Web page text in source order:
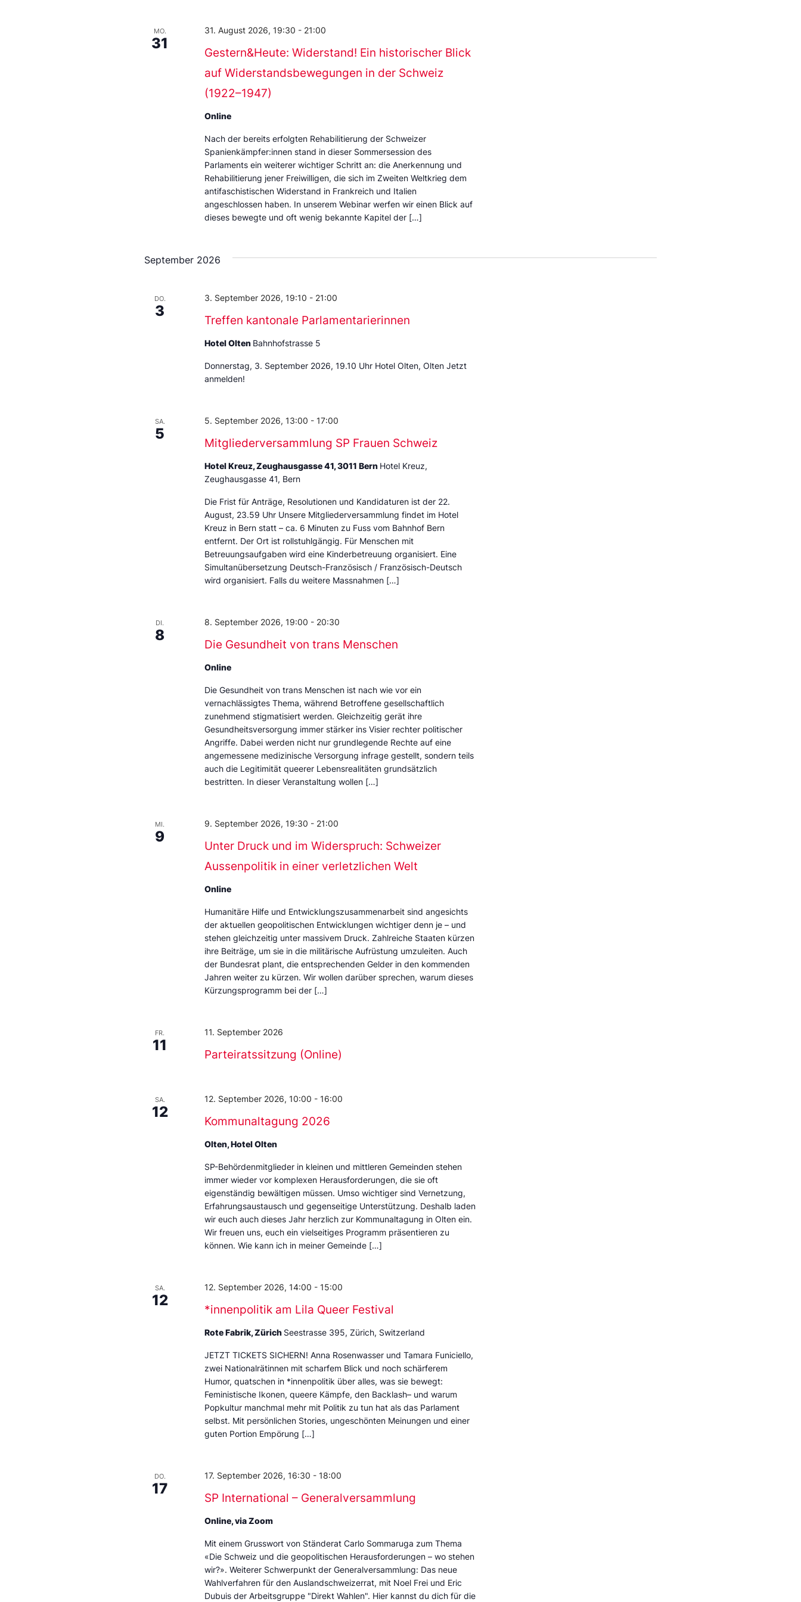
MO.
31
Gestern&Heute: Widerstand! Ein historischer Blick
auf Widerstandsbewegungen in der Schweiz
(1922–1947)
31. August 2026, 19:30 - 21:00
Online
Nach der bereits erfolgten Rehabilitierung der Schweizer
Spanienkämpfer:innen stand in dieser Sommersession des
Parlaments ein weiterer wichtiger Schritt an: die Anerkennung und
Rehabilitierung jener Freiwilligen, die sich im Zweiten Weltkrieg dem
antifaschistischen Widerstand in Frankreich und Italien
angeschlossen haben. In unserem Webinar werfen wir einen Blick auf
dieses bewegte und oft wenig bekannte Kapitel der […]
September 2026
DO.
3
Treffen kantonale Parlamentarierinnen
3. September 2026, 19:10 - 21:00
Hotel Olten Bahnhofstrasse 5
Donnerstag, 3. September 2026, 19.10 Uhr Hotel Olten, Olten Jetzt
anmelden!
SA.
5
Mitgliederversammlung SP Frauen Schweiz
5. September 2026, 13:00 - 17:00
Hotel Kreuz, Zeughausgasse 41, 3011 Bern Hotel Kreuz,
Zeughausgasse 41, Bern
Die Frist für Anträge, Resolutionen und Kandidaturen ist der 22.
August, 23.59 Uhr Unsere Mitgliederversammlung findet im Hotel
Kreuz in Bern statt – ca. 6 Minuten zu Fuss vom Bahnhof Bern
entfernt. Der Ort ist rollstuhlgängig. Für Menschen mit
Betreuungsaufgaben wird eine Kinderbetreuung organisiert. Eine
Simultanübersetzung Deutsch-Französisch / Französisch-Deutsch
wird organisiert. Falls du weitere Massnahmen […]
DI.
8
Die Gesundheit von trans Menschen
8. September 2026, 19:00 - 20:30
Online
Die Gesundheit von trans Menschen ist nach wie vor ein
vernachlässigtes Thema, während Betroffene gesellschaftlich
zunehmend stigmatisiert werden. Gleichzeitig gerät ihre
Gesundheitsversorgung immer stärker ins Visier rechter politischer
Angriffe. Dabei werden nicht nur grundlegende Rechte auf eine
angemessene medizinische Versorgung infrage gestellt, sondern teils
auch die Legitimität queerer Lebensrealitäten grundsätzlich
bestritten. In dieser Veranstaltung wollen […]
MI.
9
Unter Druck und im Widerspruch: Schweizer
Aussenpolitik in einer verletzlichen Welt
9. September 2026, 19:30 - 21:00
Online
Humanitäre Hilfe und Entwicklungszusammenarbeit sind angesichts
der aktuellen geopolitischen Entwicklungen wichtiger denn je – und
stehen gleichzeitig unter massivem Druck. Zahlreiche Staaten kürzen
ihre Beiträge, um sie in die militärische Aufrüstung umzuleiten. Auch
der Bundesrat plant, die entsprechenden Gelder in den kommenden
Jahren weiter zu kürzen. Wir wollen darüber sprechen, warum dieses
Kürzungsprogramm bei der […]
FR.
11
Parteiratssitzung (Online)
11. September 2026
SA.
12
Kommunaltagung 2026
12. September 2026, 10:00 - 16:00
Olten, Hotel Olten
SP-Behördenmitglieder in kleinen und mittleren Gemeinden stehen
immer wieder vor komplexen Herausforderungen, die sie oft
eigenständig bewältigen müssen. Umso wichtiger sind Vernetzung,
Erfahrungsaustausch und gegenseitige Unterstützung. Deshalb laden
wir euch auch dieses Jahr herzlich zur Kommunaltagung in Olten ein.
Wir freuen uns, euch ein vielseitiges Programm präsentieren zu
können. Wie kann ich in meiner Gemeinde […]
SA.
12
*innenpolitik am Lila Queer Festival
12. September 2026, 14:00 - 15:00
Rote Fabrik, Zürich Seestrasse 395, Zürich, Switzerland
JETZT TICKETS SICHERN! Anna Rosenwasser und Tamara Funiciello,
zwei Nationalrätinnen mit scharfem Blick und noch schärferem
Humor, quatschen in *innenpolitik über alles, was sie bewegt:
Feministische Ikonen, queere Kämpfe, den Backlash– und warum
Popkultur manchmal mehr mit Politik zu tun hat als das Parlament
selbst. Mit persönlichen Stories, ungeschönten Meinungen und einer
guten Portion Empörung […]
DO.
17
SP International – Generalversammlung
17. September 2026, 16:30 - 18:00
Online, via Zoom
Mit einem Grusswort von Ständerat Carlo Sommaruga zum Thema
«Die Schweiz und die geopolitischen Herausforderungen – wo stehen
wir?». Weiterer Schwerpunkt der Generalversammlung: Das neue
Wahlverfahren für den Auslandschweizerrat, mit Noel Frei und Eric
Dubuis der Arbeitsgruppe "Direkt Wahlen". Hier kannst du dich für die